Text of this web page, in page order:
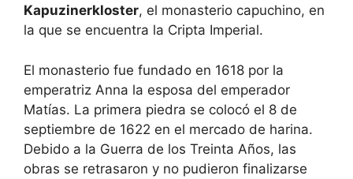
Kapuzinerkloster, el monasterio capuchino, en
la que se encuentra la Cripta Imperial.
El monasterio fue fundado en 1618 por la
emperatriz Anna la esposa del emperador
Matías. La primera piedra se colocó el 8 de
septiembre de 1622 en el mercado de harina.
Debido a la Guerra de los Treinta Años, las
obras se retrasaron y no pudieron finalizarse